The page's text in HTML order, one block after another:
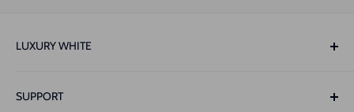
LUXURY WHITE
1422XN, Uithoorn
SUPPORT